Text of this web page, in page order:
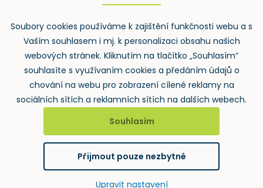
Zpětný odběr
Wolters Kluwer ČR, a.s., U nákladového nádraží 3265/10,
130 00 Praha 3 – Strašnice
GDPR
Cookies
Notifikace
vytvořilwebProgress
Soubory cookies používáme k zajištění funkčnosti webu a s
Vaším souhlasem i mj. k personalizaci obsahu našich
webových stránek. Kliknutím na tlačítko „Souhlasím“
souhlasíte s využívaním cookies a předáním údajů o
chování na webu pro zobrazení cílené reklamy na
sociálních sítích a reklamních sítích na dalších webech.
Souhlasím
Přijmout pouze nezbytné
Upravit nastavení